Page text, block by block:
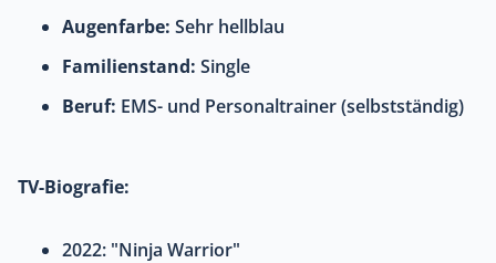
Augenfarbe: Sehr hellblau
Familienstand: Single
Beruf: EMS- und Personaltrainer (selbstständig)
TV-Biografie:
2022: "Ninja Warrior"